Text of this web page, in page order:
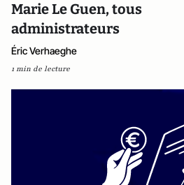
Marie Le Guen, tous
administrateurs
Éric Verhaeghe
1 min de lecture